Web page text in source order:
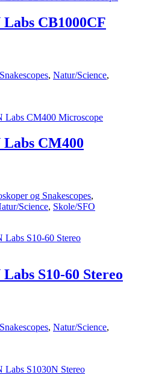
CB1000CF
, Natur/Science,
CM400
og Snakescopes,
Science, Skole/SFO
S10-60 Stereo
, Natur/Science,